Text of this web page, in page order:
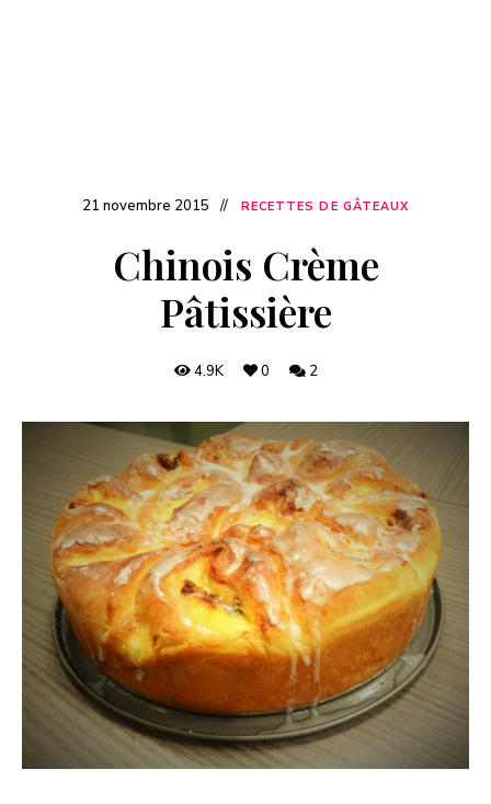
21 novembre 2015 RECETTES DE GÂTEAUX
Chinois Crème
Pâtissière
4.9K 0 2